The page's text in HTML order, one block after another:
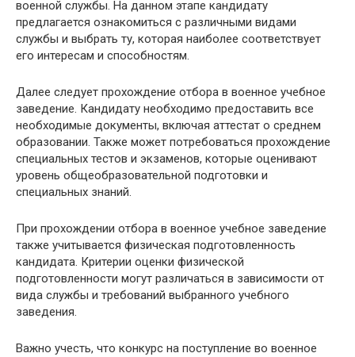
военной службы. На данном этапе кандидату
предлагается ознакомиться с различными видами
службы и выбрать ту, которая наиболее соответствует
его интересам и способностям.
Далее следует прохождение отбора в военное учебное
заведение. Кандидату необходимо предоставить все
необходимые документы, включая аттестат о среднем
образовании. Также может потребоваться прохождение
специальных тестов и экзаменов, которые оценивают
уровень общеобразовательной подготовки и
специальных знаний.
При прохождении отбора в военное учебное заведение
также учитывается физическая подготовленность
кандидата. Критерии оценки физической
подготовленности могут различаться в зависимости от
вида службы и требований выбранного учебного
заведения.
Важно учесть, что конкурс на поступление во военное